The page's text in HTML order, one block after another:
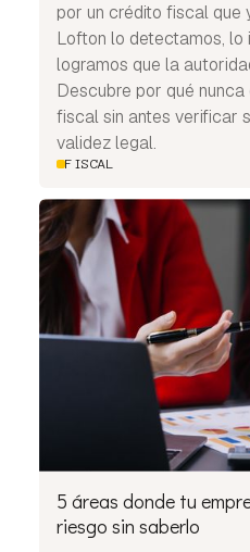
por un crédito fiscal que
Lofton lo detectamos, lo
logramos que la
Descubre por qué
fiscal sin antes verificar
validez legal.
FISCAL
5 áreas donde tu
riesgo sin saberlo